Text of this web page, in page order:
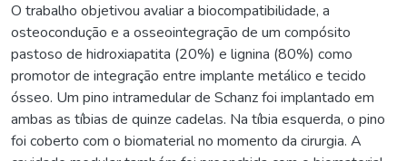
O trabalho objetivou avaliar a biocompatibilidade, a
osteocondução e a osseointegração de um compósito
pastoso de hidroxiapatita (20%) e lignina (80%) como
promotor de integração entre implante metálico e tecido
ósseo. Um pino intramedular de Schanz foi implantado em
ambas as tíbias de quinze cadelas. Na tíbia esquerda, o pino
foi coberto com o biomaterial no momento da cirurgia. A